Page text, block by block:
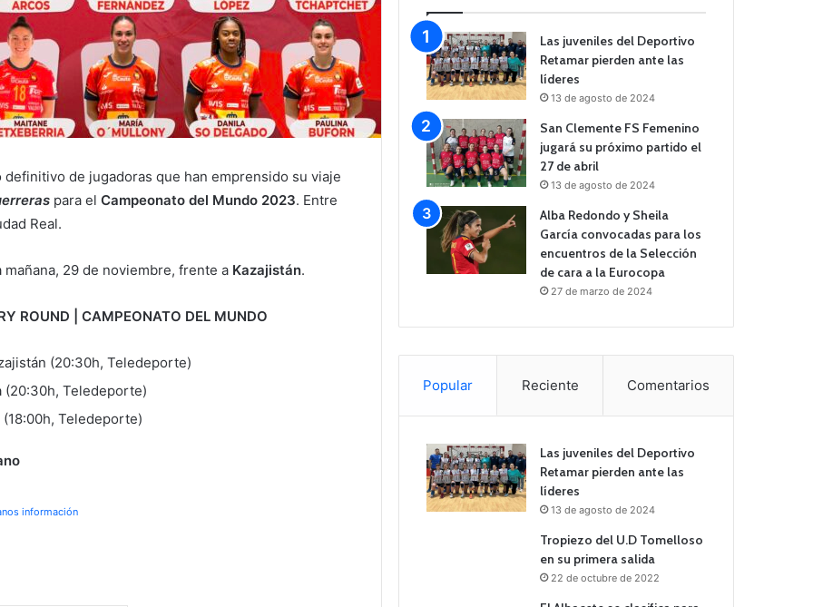
de jugadoras que han emprensido su viaje
para el Campeonato del Mundo 2023. Entre
Real.
29 de noviembre, frente a Kazajistán.
ROUND | CAMPEONATO DEL MUNDO
(20:30h, Teledeporte)
(20:30h, Teledeporte)
Teledeporte)
información
Las juveniles del Deportivo
Retamar pierden ante las
líderes
13 de agosto de 2024
San Clemente FS Femenino
jugará su próximo partido el
27 de abril
13 de agosto de 2024
Alba Redondo y Sheila
García convocadas para los
encuentros de la Selección
de cara a la Eurocopa
27 de marzo de 2024
Popular Reciente Comentarios
Las juveniles del Deportivo
Retamar pierden ante las
líderes
13 de agosto de 2024
Tropiezo del U.D Tomelloso
en su primera salida
22 de octubre de 2022